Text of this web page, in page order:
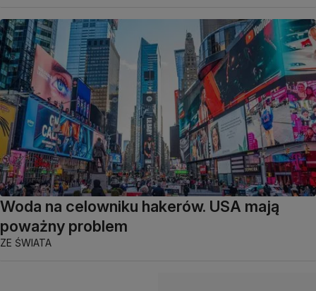
Woda na celowniku hakerów. USA mają
poważny problem
ZE ŚWIATA